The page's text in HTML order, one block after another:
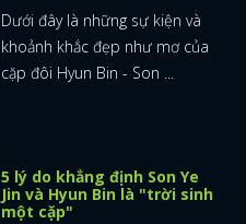
Dưới đây là những sự kiện và
khoảnh khắc đẹp như mơ của
cặp đôi Hyun Bin - Son ...
5 lý do khẳng định Son Ye
Jin và Hyun Bin là "trời sinh
một cặp"